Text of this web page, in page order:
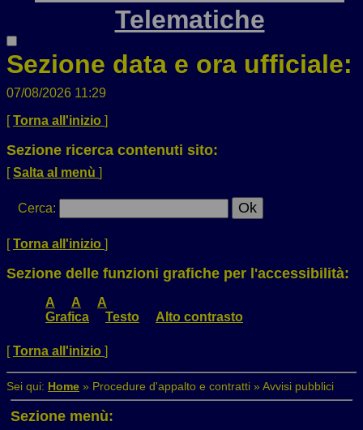
Telematiche
Sezione data e ora ufficiale:
07/08/2026 11:29
[Torna all'inizio ]
Sezione ricerca contenuti sito:
[Salta al menù ]
Cerca:
[Torna all'inizio ]
Sezione delle funzioni grafiche per l'accessibilità:
A A
A
Grafica
Testo Alto contrasto
[Torna all'inizio ]
Sei qui: Home » Procedure d'appalto e contratti » Avvisi pubblici
Sezione menù: